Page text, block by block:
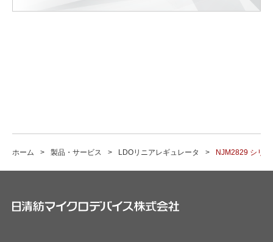
ホーム 製品・サービス LDOリニアレギュレータ NJM2829 シリ